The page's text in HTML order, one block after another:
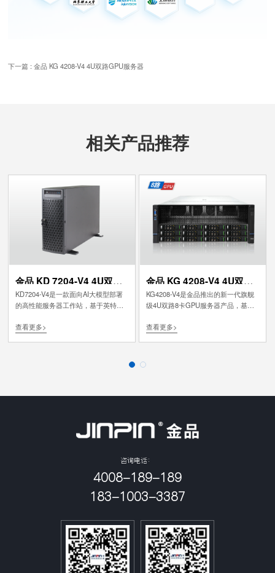
下一篇 : 金品 KG 4208-V4 4U双路GPU服务器
相关产品推荐
金品 KD 7204-V4 4U双路
GPU服务器
KD7204-V4是一款面向AI大模型部署
的高性能服务器工作站，基于英特尔
4090显卡，总显存96GB，适合部署
查看更多>
金品 KG 4208-V4 4U双路
GPU服务器
KG4208-V4是金品推出的新一代旗舰
级4U双路8卡GPU服务器产品，基于
处理器，在CPU、GPU和I/O规格上全
查看更多>
咨询电话：
4008-189-189
183-1003-3387